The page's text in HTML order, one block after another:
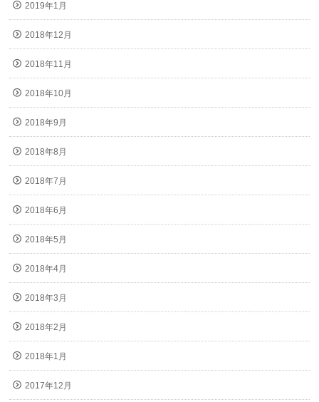
2019年1月
2018年12月
2018年11月
2018年10月
2018年9月
2018年8月
2018年7月
2018年6月
2018年5月
2018年4月
2018年3月
2018年2月
2018年1月
2017年12月